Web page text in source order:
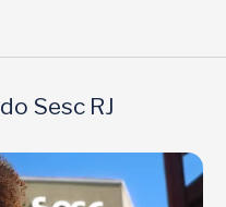
do Sesc RJ